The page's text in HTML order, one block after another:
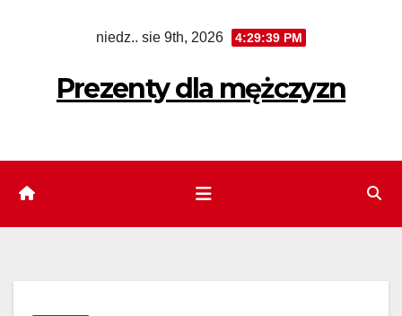
niedz.. sie 9th, 2026 4:29:40 PM
Prezenty dla mężczyzn